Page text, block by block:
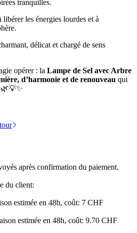
tranquilles.
libérer les énergies lourdes et à
délicat et chargé de sens
opérer : la Lampe de Sel avec Arbre
d’harmonie et de renouveau qui
après confirmation du paiement.
du client:
estimée en 48h, coût: 7 CHF
estimée en 48h, coût: 9.70 CHF